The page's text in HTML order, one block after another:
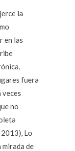
la
en las
fuera
veces
no
Lo
mirada de